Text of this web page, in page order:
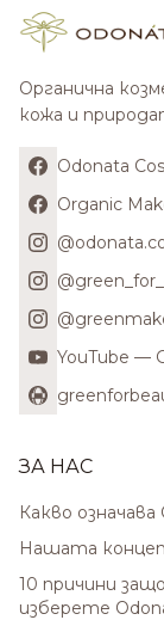
Органична
кожа и
Odonata
Organic
YouTube —
ЗА НАС
Какво
Нашата
10 причини
изберете